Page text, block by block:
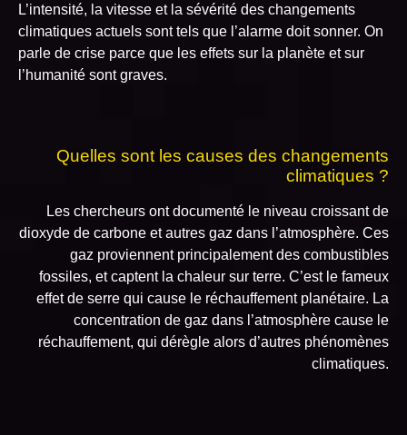
L’intensité, la vitesse et la sévérité des changements
climatiques actuels sont tels que l’alarme doit sonner. On
parle de crise parce que les effets sur la planète et sur
l’humanité sont graves.
Quelles sont les causes des changements
climatiques ?
Les chercheurs ont documenté le niveau croissant de
dioxyde de carbone et autres gaz dans l’atmosphère. Ces
gaz proviennent principalement des combustibles
fossiles, et captent la chaleur sur terre. C’est le fameux
effet de serre qui cause le réchauffement planétaire. La
concentration de gaz dans l’atmosphère cause le
réchauffement, qui dérègle alors d’autres phénomènes
climatiques.